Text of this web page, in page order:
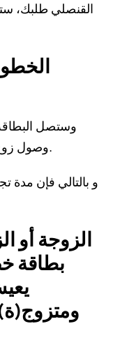
القنصلي طلبك،
وستصل
وصول زوج مقدم الطلب إلى الولايات المتحدة.
الزوجة أو
بطاقة